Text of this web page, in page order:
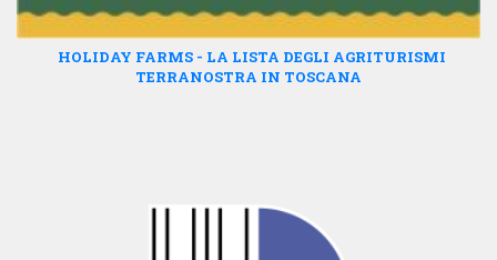
HOLIDAY FARMS - LA LISTA DEGLI AGRITURISMI
TERRANOSTRA IN TOSCANA